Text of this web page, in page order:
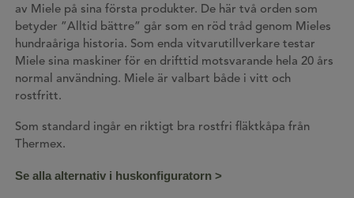
av Miele på sina första produkter. De här två orden som
betyder ”Alltid bättre” går som en röd tråd genom Mieles
hundraåriga historia. Som enda vitvarutillverkare testar
Miele sina maskiner för en drifttid motsvarande hela 20 års
normal användning. Miele är valbart både i vitt och
rostfritt.
Som standard ingår en riktigt bra rostfri fläktkåpa från
Thermex.
Se alla alternativ i huskonfiguratorn >